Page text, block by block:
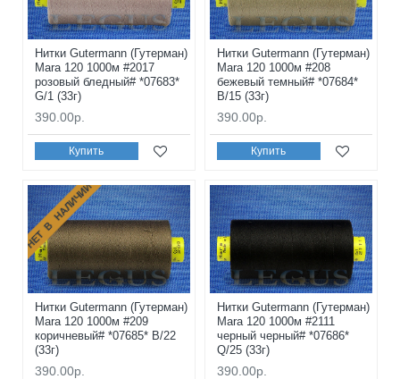
Нитки Gutermann (Гутерман)
Mara 120 1000м #2017
розовый бледный# *07683*
G/1 (33г)
390.00р.
Купить
Нитки Gutermann (Гутерман)
Mara 120 1000м #208
бежевый темный# *07684*
B/15 (33г)
390.00р.
Купить
НЕТ В НАЛИЧИИ
Нитки Gutermann (Гутерман)
Mara 120 1000м #209
коричневый# *07685* B/22
(33г)
390.00р.
Нитки Gutermann (Гутерман)
Mara 120 1000м #2111
черный черный# *07686*
Q/25 (33г)
390.00р.